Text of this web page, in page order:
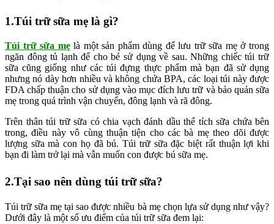
1.Túi trữ sữa mẹ là gì?
Túi trữ sữa mẹlà một sản phẩm dùng để lưu trữ sữa mẹ ở trong
ngăn đông tủ lạnh để cho bé sử dụng về sau. Những chiếc túi trữ
sữa cũng giống như các túi đựng thực phẩm mà bạn đã sử dụng
nhưng nó dày hơn nhiều và không chứa BPA, các loại túi này được
FDA chấp thuận cho sử dụng vào mục đích lưu trữ và bảo quản sữa
mẹ trong quá trình vận chuyển, đông lạnh và rã đông.
Trên thân túi trữ sữa có chia vạch đánh dầu thể tích sữa chứa bên
trong, điều này vô cùng thuận tiện cho các bà mẹ theo dõi được
lượng sữa mà con họ đã bú. Túi trữ sữa đặc biệt rất thuận lợi khi
bạn đi làm trở lại mà vẫn muốn con được bú sữa mẹ.
2.Tại sao nên dùng túi trữ sữa?
Túi trữ sữa mẹ tại sao được nhiều bà mẹ chọn lựa sử dụng như vậy?
Dưới đây là một số ưu điểm của túi trữ sữa đem lại: